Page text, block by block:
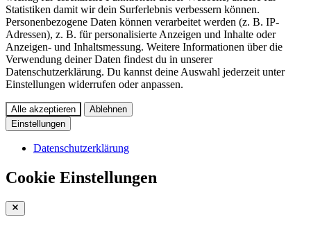
Statistiken damit wir dein Surferlebnis verbessern können.
Personenbezogene Daten können verarbeitet werden (z. B. IP-
Adressen), z. B. für personalisierte Anzeigen und Inhalte oder
Anzeigen- und Inhaltsmessung. Weitere Informationen über die
Verwendung deiner Daten findest du in unserer
Datenschutzerklärung. Du kannst deine Auswahl jederzeit unter
Einstellungen widerrufen oder anpassen.
Alle akzeptieren
Ablehnen
Einstellungen
Datenschutzerklärung
Cookie Einstellungen